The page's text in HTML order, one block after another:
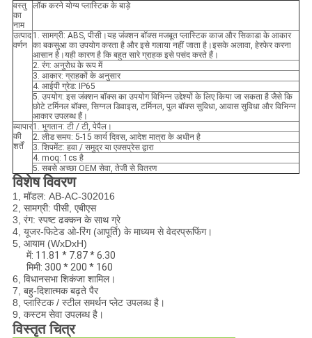
वस्तु
का
नाम
लॉक करने योग्य प्लास्टिक के बाड़े
उत्पाद
वर्णन
1. सामग्री: ABS, पीसी।यह जंक्शन बॉक्स मजबूत प्लास्टिक काज और सिकाडा के आकार
का बकसुआ का उपयोग करता है और इसे गलाया नहीं जाता है।इसके अलावा, हेरफेर करना
आसान है।यही कारण है कि बहुत सारे ग्राहक इसे पसंद करते हैं।
2. रंग: अनुरोध के रूप में
3. आकार: ग्राहकों के अनुसार
4. आईपी ग्रेड: IP65
5. उपयोग: इस जंक्शन बॉक्स का उपयोग विभिन्न उद्देश्यों के लिए किया जा सकता है जैसे कि
छोटे टर्मिनल बॉक्स, सिग्नल डिवाइस, टर्मिनल, पुल बॉक्स सुविधा, आवास सुविधा और विभिन्न
आकार उपलब्ध हैं।
व्यापार
की
शर्तें
1. भुगतान: टी / टी, पेपैल।
2. लीड समय: 5-15 कार्य दिवस, आदेश मात्रा के अधीन है
3. शिपमेंट: हवा / समुद्र या एक्सप्रेस द्वारा
4. moq: 1cs है
5. सबसे अच्छा OEM सेवा, तेजी से वितरण
विशेष विवरण
1, मॉडल: AB-AC-302016
2, सामग्री: पीसी, एबीएस
3, रंग: स्पष्ट ढक्कन के साथ ग्रे
4, यूजर-फिटेड ओ-रिंग (आपूर्ति) के माध्यम से वेदरप्रूफिंग।
5, आयाम (WxDxH)
में: 11.81 * 7.87 * 6.30
मिमी: 300 * 200 * 160
6, विधानसभा शिकंजा शामिल।
7, बहु-दिशात्मक बढ़ते पैर
8, प्लास्टिक / स्टील समर्थन प्लेट उपलब्ध है।
9, कस्टम सेवा उपलब्ध है।
विस्तृत चित्र